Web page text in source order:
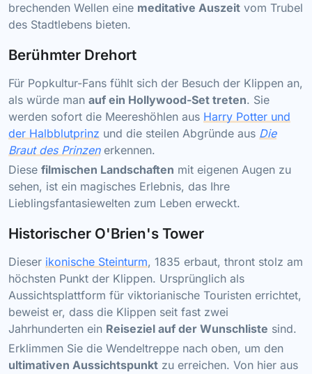
brechenden Wellen eine meditative Auszeit vom Trubel
des Stadtlebens bieten.
Berühmter Drehort
Für Popkultur-Fans fühlt sich der Besuch der Klippen an,
als würde man auf ein Hollywood-Set treten. Sie
werden sofort die Meereshöhlen aus Harry Potter und
der Halbblutprinz und die steilen Abgründe aus Die
Braut des Prinzenerkennen.
Diese filmischen Landschaften mit eigenen Augen zu
sehen, ist ein magisches Erlebnis, das Ihre
Lieblingsfantasiewelten zum Leben erweckt.
Historischer O'Brien's Tower
Dieser ikonische Steinturm, 1835 erbaut, thront stolz am
höchsten Punkt der Klippen. Ursprünglich als
Aussichtsplattform für viktorianische Touristen errichtet,
beweist er, dass die Klippen seit fast zwei
Jahrhunderten ein Reiseziel auf der Wunschliste sind.
Erklimmen Sie die Wendeltreppe nach oben, um den
ultimativen Aussichtspunkt zu erreichen. Von hier aus